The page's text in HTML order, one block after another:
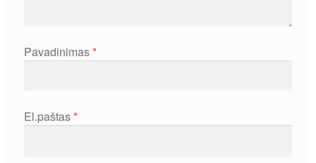
Pavadinimas*
El.paštas*